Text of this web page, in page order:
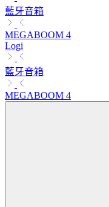
藍牙音箱
MEGABOOM 4
Logi
藍牙音箱
MEGABOOM 4